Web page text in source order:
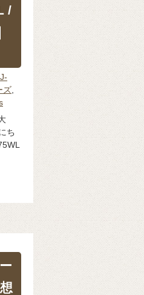
/
ズ,
ち